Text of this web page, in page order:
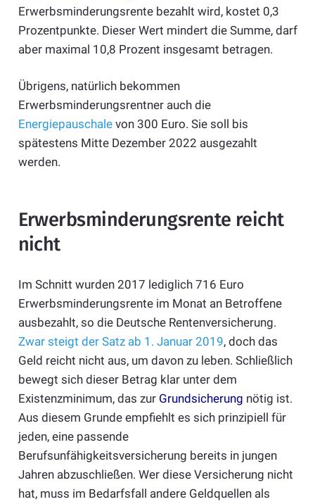
Erwerbsminderungsrente bezahlt wird, kostet 0,3
Prozentpunkte. Dieser Wert mindert die Summe, darf
aber maximal 10,8 Prozent insgesamt betragen.
Übrigens, natürlich bekommen
Erwerbsminderungsrentner auch die
Energiepauschalevon 300 Euro. Sie soll bis
spätestens Mitte Dezember 2022 ausgezahlt
werden.
Erwerbsminderungsrente reicht
nicht
Im Schnitt wurden 2017 lediglich 716 Euro
Erwerbsminderungsrente im Monat an Betroffene
ausbezahlt, so die Deutsche Rentenversicherung.
Zwar steigt der Satz ab 1. Januar 2019, doch das
Geld reicht nicht aus, um davon zu leben. Schließlich
bewegt sich dieser Betrag klar unter dem
Existenzminimum, das zur Grundsicherung nötig ist.
Aus diesem Grunde empfiehlt es sich prinzipiell für
jeden, eine passende
Berufsunfähigkeitsversicherung bereits in jungen
Jahren abzuschließen. Wer diese Versicherung nicht
hat, muss im Bedarfsfall andere Geldquellen als